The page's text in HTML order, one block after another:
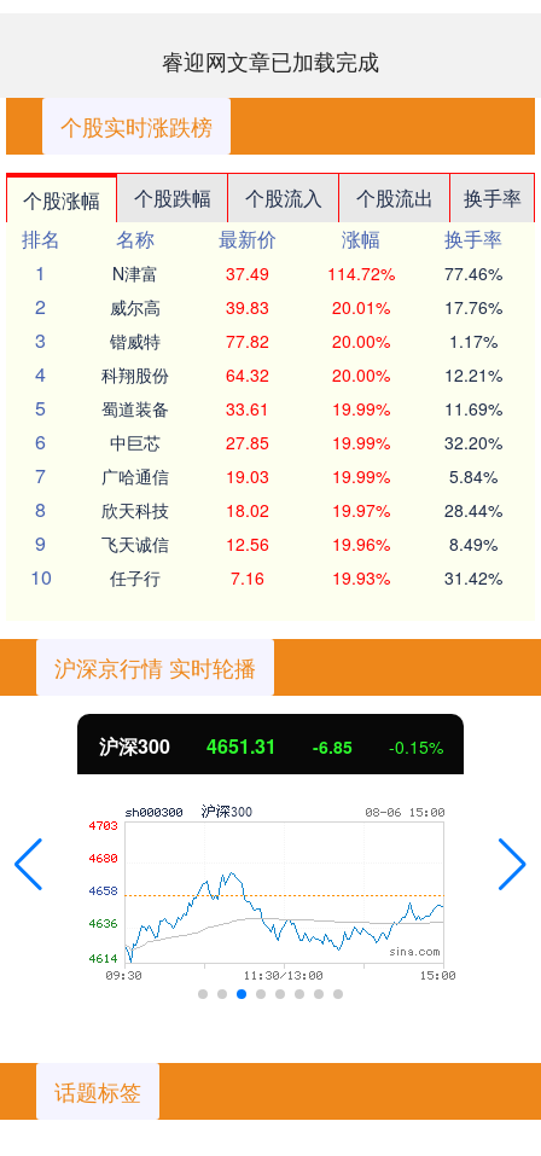
睿迎网文章已加载完成
个股实时涨跌榜
个股涨幅 个股跌幅 个股流入 个股流出
换手率
排名
名称 最新价 涨幅
换手率
1
N津富 37.49 114.72% 77.46%
2 威尔高 39.83 20.01% 17.76%
3 锴威特 77.82 20.00% 1.17%
4 科翔股份 64.32 20.00% 12.21%
5 蜀道装备 33.61 19.99% 11.69%
6 中巨芯 27.85 19.99% 32.20%
7 广哈通信 19.03 19.99% 5.84%
8 欣天科技 18.02 19.97% 28.44%
9 飞天诚信 12.56 19.96% 8.49%
10 任子行 7.16 19.93% 31.42%
沪深京行情 实时轮播
沪深300 4651.31 -6.85 -0.15%
话题标签